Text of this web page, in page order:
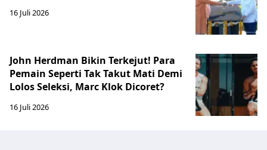
16 Juli 2026
John Herdman Bikin Terkejut! Para
Pemain Seperti Tak Takut Mati Demi
Lolos Seleksi, Marc Klok Dicoret?
16 Juli 2026